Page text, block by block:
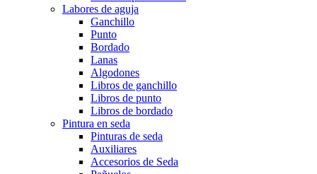
Labores de aguja
Ganchillo
Punto
Bordado
Lanas
Algodones
Libros de ganchillo
Libros de punto
Libros de bordado
Pintura en seda
Pinturas de seda
Auxiliares
Accesorios de Seda